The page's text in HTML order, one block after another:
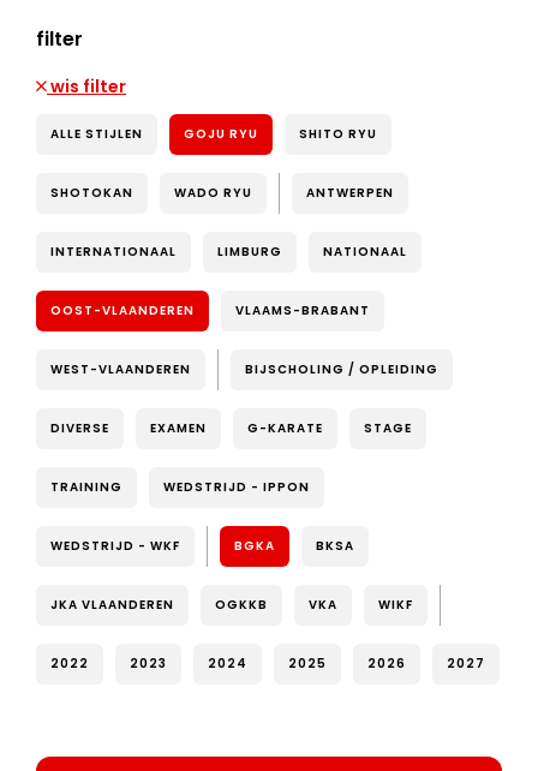
filter
wis filter
ALLE STIJLEN GOJU RYU SHITO RYU
SHOTOKAN WADO RYU ANTWERPEN
INTERNATIONAAL LIMBURG NATIONAAL
OOST-VLAANDEREN VLAAMS-BRABANT
WEST-VLAANDEREN BIJSCHOLING / OPLEIDING
DIVERSE EXAMEN G-KARATE STAGE
TRAINING WEDSTRIJD - IPPON
WEDSTRIJD - WKF BGKA BKSA
JKA VLAANDEREN OGKKB VKA WIKF
2022 2023 2024 2025 2026 2027